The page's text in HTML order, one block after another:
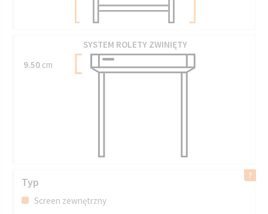
SYSTEM ROLETY ZWINIĘTY
9.50 cm
Typ
Screen zewnętrzny